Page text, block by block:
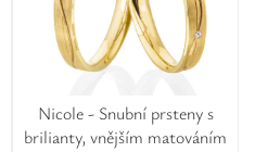
Nicole - Snubní prsteny s
brilianty, vnějším matováním